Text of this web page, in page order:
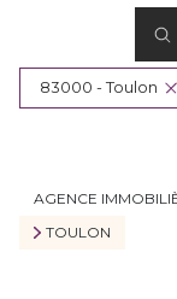
83000 - Toulon
AGENCE
TOULON